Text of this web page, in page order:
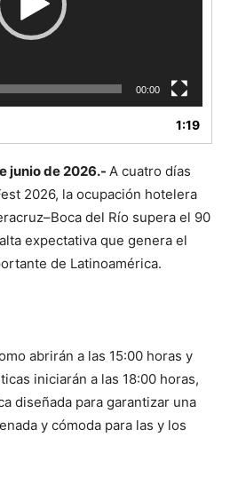
00:00
1:19
junio de 2026.- A cuatro días
2026, la ocupación hotelera
del Río supera el 90
expectativa que genera el
de Latinoamérica.
abrirán a las 15:00 horas y
iniciarán a las 18:00 horas,
diseñada para garantizar una
y cómoda para las y los